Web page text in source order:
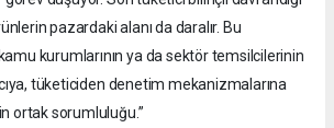
pazardaki alanı da daralır. Bu
kurumlarının ya da sektör temsilcilerinin
tüketiciden denetim mekanizmalarına
ortak sorumluluğu.”